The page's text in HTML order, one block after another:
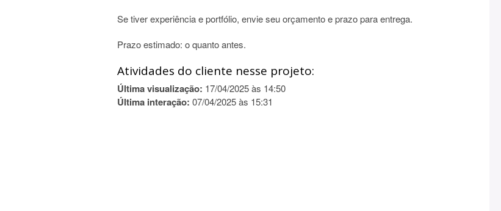
Se tiver experiência e portfólio, envie seu orçamento e prazo para entrega.
Prazo estimado: o quanto antes.
Atividades do cliente nesse projeto:
Última visualização: 17/04/2025 às 14:50
Última interação: 07/04/2025 às 15:31